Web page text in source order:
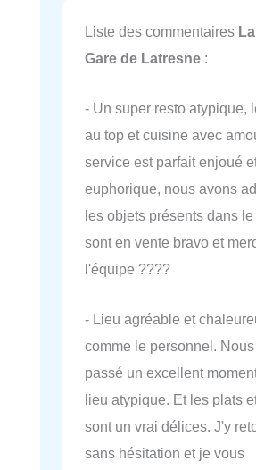
Liste des commentaires
Gare de Latresne :
- Un super resto atypique,
au top et cuisine avec
service est parfait enjoué
euphorique, nous avons
les objets présents dans le
sont en vente bravo et
l'équipe ????
- Lieu agréable et
comme le personnel.
passé un excellent
lieu atypique. Et les plats
sont un vrai délices. J'y
sans hésitation et je vous